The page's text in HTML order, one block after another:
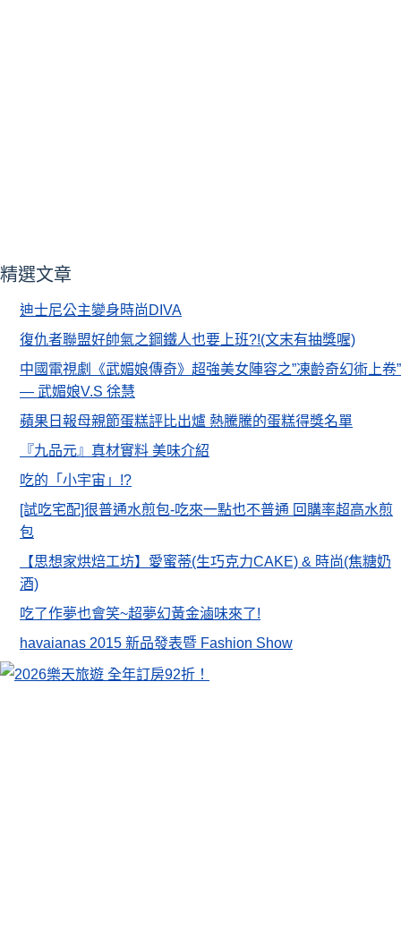
精選文章
迪士尼公主變身時尚DIVA
復仇者聯盟好帥氣之鋼鐵人也要上班?!(文末有抽獎喔)
中國電視劇《武媚娘傳奇》超強美女陣容之”凍齡奇幻術上卷”
— 武媚娘V.S 徐慧
蘋果日報母親節蛋糕評比出爐 熱騰騰的蛋糕得獎名單
『九品元』真材實料 美味介紹
吃的「小宇宙」!?
[試吃宅配]很普通水煎包-吃來一點也不普通 回購率超高水煎
包
【思想家烘焙工坊】愛蜜蒂(生巧克力CAKE) & 時尚(焦糖奶
酒)
吃了作夢也會笑~超夢幻黃金滷味來了!
havaianas 2015 新品發表暨 Fashion Show